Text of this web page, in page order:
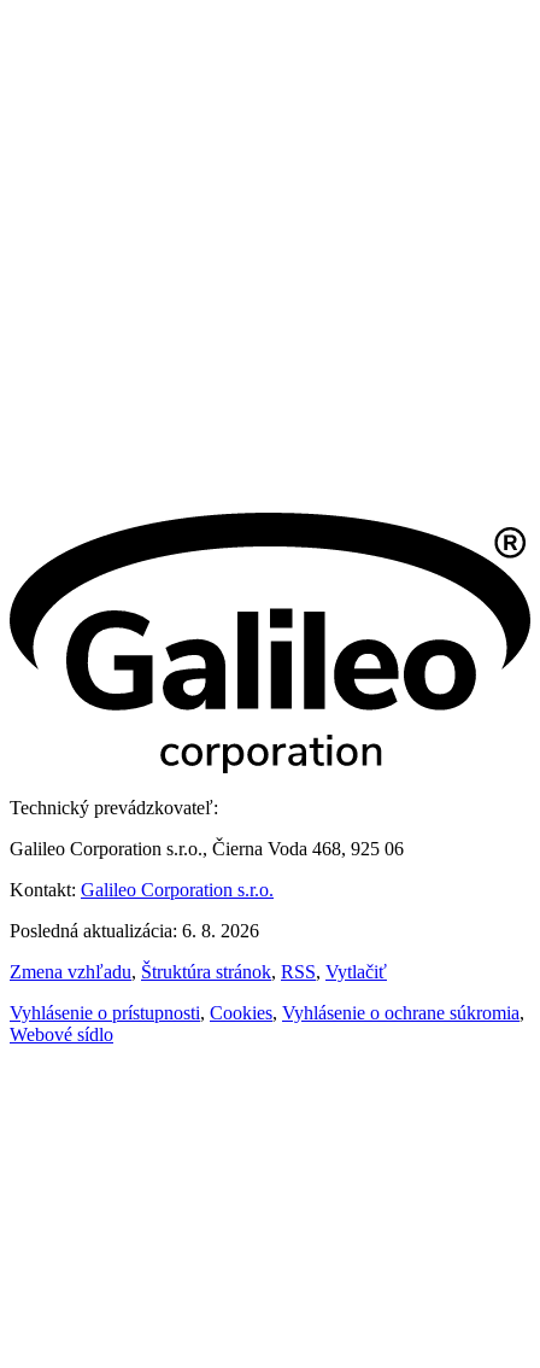
Technický prevádzkovateľ:
Galileo Corporation s.r.o., Čierna Voda 468, 925 06
Kontakt: Galileo Corporation s.r.o.
Posledná aktualizácia: 6. 8. 2026
Zmena vzhľadu, Štruktúra stránok, RSS, Vytlačiť
Vyhlásenie o prístupnosti, Cookies, Vyhlásenie o ochrane súkromia,
Webové sídlo